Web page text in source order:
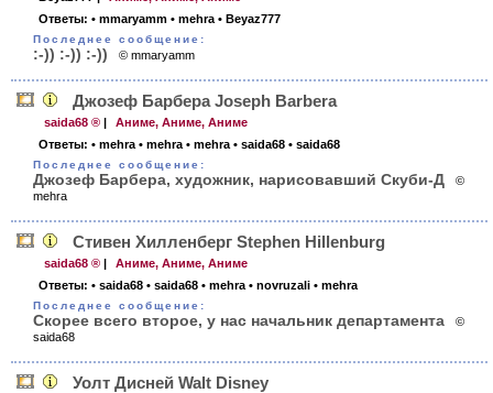
Ответы: • mmaryamm • mehra • Beyaz777
Последнее сообщение:
:-)) :-)) :-)) © mmaryamm
Джозеф Барбера Joseph Barbera
saida68 ® |
Аниме, Аниме, Аниме
Ответы: • mehra • mehra • mehra • saida68 • saida68
Последнее сообщение:
Джозеф Барбера, художник, нарисовавший Скуби-Д
©
mehra
Стивен Хилленберг Stephen Hillenburg
saida68 ® |
Аниме, Аниме, Аниме
Ответы: • saida68 • saida68 • mehra • novruzali • mehra
Последнее сообщение:
Скорее всего второе, у нас начальник департамента
©
saida68
Уолт Дисней Walt Disney